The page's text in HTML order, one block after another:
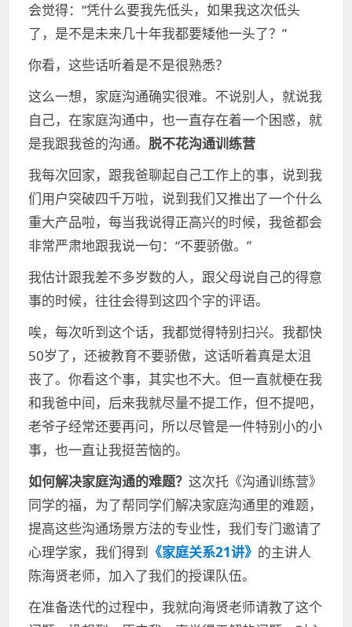
会觉得：“凭什么要我先低头，如果我这次低头
了，是不是未来几十年我都要矮他一头了？”
你看，这些话听着是不是很熟悉？
这么一想，家庭沟通确实很难。不说别人，就说我
自己，在家庭沟通中，也一直存在着一个困惑，就
是我跟我爸的沟通。 脱不花沟通训练营
我每次回家，跟我爸聊起自己工作上的事，说到我
们用户突破四千万啦，说到我们又推出了一个什么
重大产品啦，每当我说得正高兴的时候，我爸都会
非常严肃地跟我说一句：“不要骄傲。”
我估计跟我差不多岁数的人，跟父母说自己的得意
事的时候，往往会得到这四个字的评语。
唉，每次听到这个话，我都觉得特别扫兴。我都快
50岁了，还被教育不要骄傲，这话听着真是太沮
丧了。你看这个事，其实也不大。但一直就梗在我
和我爸中间，后来我就尽量不提工作，但不提吧，
老爷子经常还要再问，所以尽管是一件特别小的小
事，也一直让我挺苦恼的。
如何解决家庭沟通的难题？ 这次托《沟通训练营》
同学的福，为了帮同学们解决家庭沟通里的难题，
提高这些沟通场景方法的专业性，我们专门邀请了
心理学家，我们得到 《家庭关系21讲》 的主讲人
陈海贤老师，加入了我们的授课队伍。
在准备迭代的过程中，我就向海贤老师请教了这个